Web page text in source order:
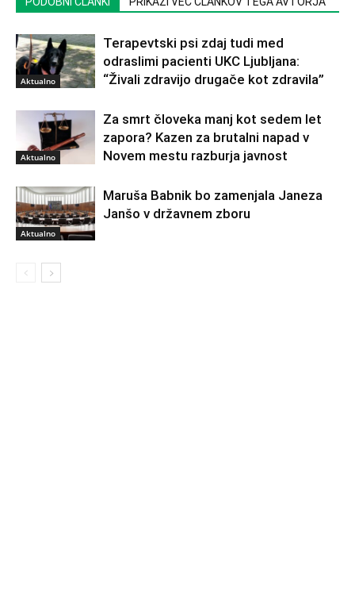
Aktualno
Terapevtski psi zdaj tudi med
odraslimi pacienti UKC Ljubljana:
“Živali zdravijo drugače kot zdravila”
Aktualno
Za smrt človeka manj kot sedem let
zapora? Kazen za brutalni napad v
Novem mestu razburja javnost
Aktualno
Maruša Babnik bo zamenjala Janeza
Janšo v državnem zboru